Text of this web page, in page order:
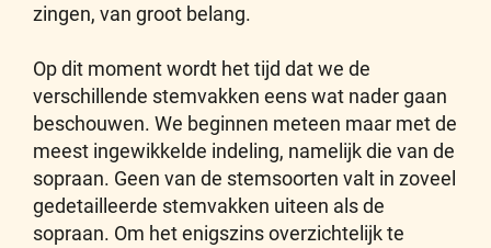
zingen, van groot belang.
Op dit moment wordt het tijd dat we de
verschillende stemvakken eens wat nader gaan
beschouwen. We beginnen meteen maar met de
meest ingewikkelde indeling, namelijk die van de
sopraan. Geen van de stemsoorten valt in zoveel
gedetailleerde stemvakken uiteen als de
sopraan. Om het enigszins overzichtelijk te